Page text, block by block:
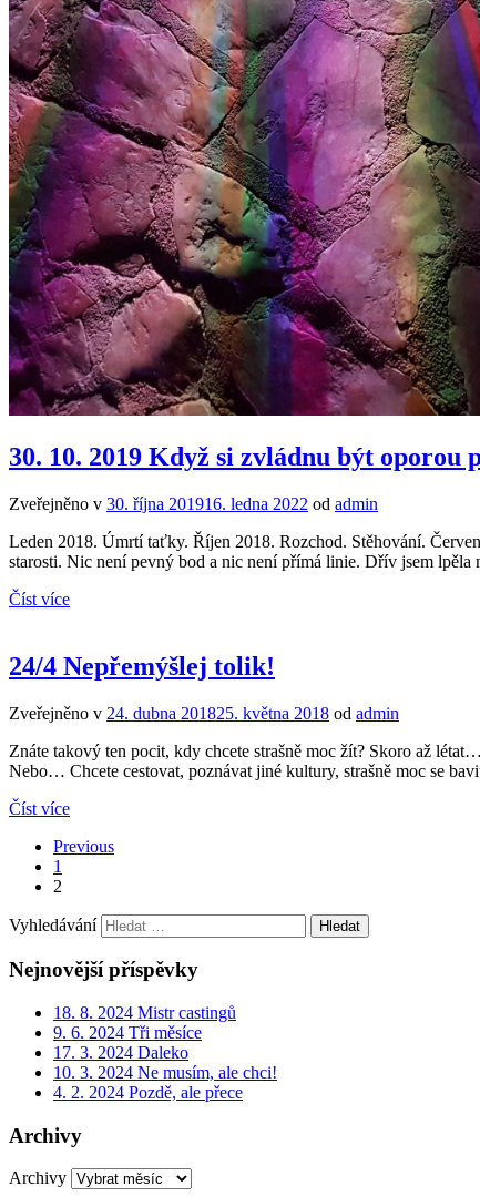
30. 10. 2019 Když si zvládnu být
Zveřejněno v 30. října 201916. ledna 2022 od admin
Leden 2018. Úmrtí taťky. Říjen 2018. Rozchod. Stěhování.
starosti. Nic není pevný bod a nic není přímá linie. Dřív jsem
Číst více
24/4 Nepřemýšlej tolik!
Zveřejněno v 24. dubna 201825. května 2018 od admin
Znáte takový ten pocit, kdy chcete strašně moc žít? Skoro až
Nebo… Chcete cestovat, poznávat jiné kultury, strašně moc se
Číst více
Previous
1
2
Vyhledávání
Nejnovější příspěvky
18. 8. 2024 Mistr castingů
9. 6. 2024 Tři měsíce
17. 3. 2024 Daleko
10. 3. 2024 Ne musím, ale chci!
4. 2. 2024 Pozdě, ale přece
Archivy
Archivy